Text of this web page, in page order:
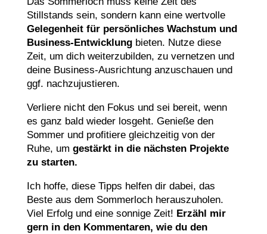
Stillstands sein, sondern kann eine wertvolle
Gelegenheit für persönliches Wachstum und
Business-Entwicklungbieten. Nutze diese
Zeit, um dich weiterzubilden, zu vernetzen und
deine Business-Ausrichtung anzuschauen und
ggf. nachzujustieren.
Verliere nicht den Fokus und sei bereit, wenn
es ganz bald wieder losgeht. Genieße den
Sommer und profitiere gleichzeitig von der
Ruhe, um gestärkt in die nächsten Projekte
zu starten.
Ich hoffe, diese Tipps helfen dir dabei, das
Beste aus dem Sommerloch herauszuholen.
Viel Erfolg und eine sonnige Zeit! Erzähl mir
gern in den Kommentaren, wie du den